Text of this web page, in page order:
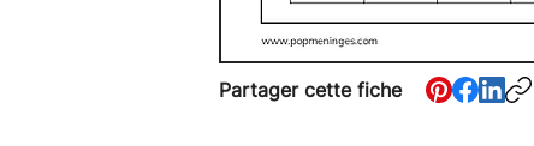
Partager cette fiche